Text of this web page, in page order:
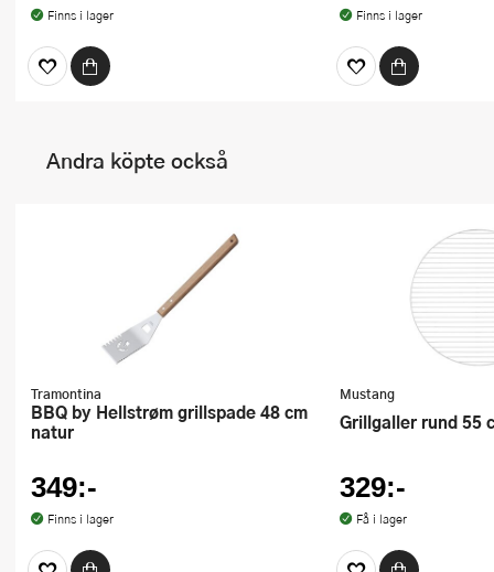
Finns i lager Finns i lager
Andra köpte också
Tramontina
BBQ by Hellstrøm grillspade 48 cm
natur
349:-
Finns i lager
Mustang
Grillgaller rund 55
329:-
Få i lager